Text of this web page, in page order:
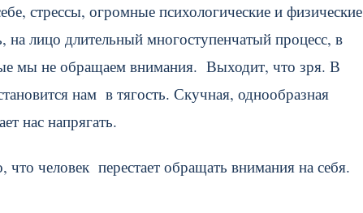
стрессы, огромные психологические и физические
на лицо длительный многоступенчатый процесс, в
мы не обращаем внимания. Выходит, что зря. В
нам в тягость. Скучная, однообразная
нас напрягать.
человек перестает обращать внимания на себя.